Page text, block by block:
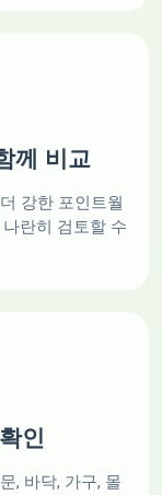
께 비교
강한 포인트월
란히 검토할 수
인
, 바닥, 가구, 몰